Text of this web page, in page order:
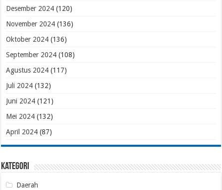
Desember 2024 (120)
November 2024 (136)
Oktober 2024 (136)
September 2024 (108)
Agustus 2024 (117)
Juli 2024 (132)
Juni 2024 (121)
Mei 2024 (132)
April 2024 (87)
Kategori
Daerah